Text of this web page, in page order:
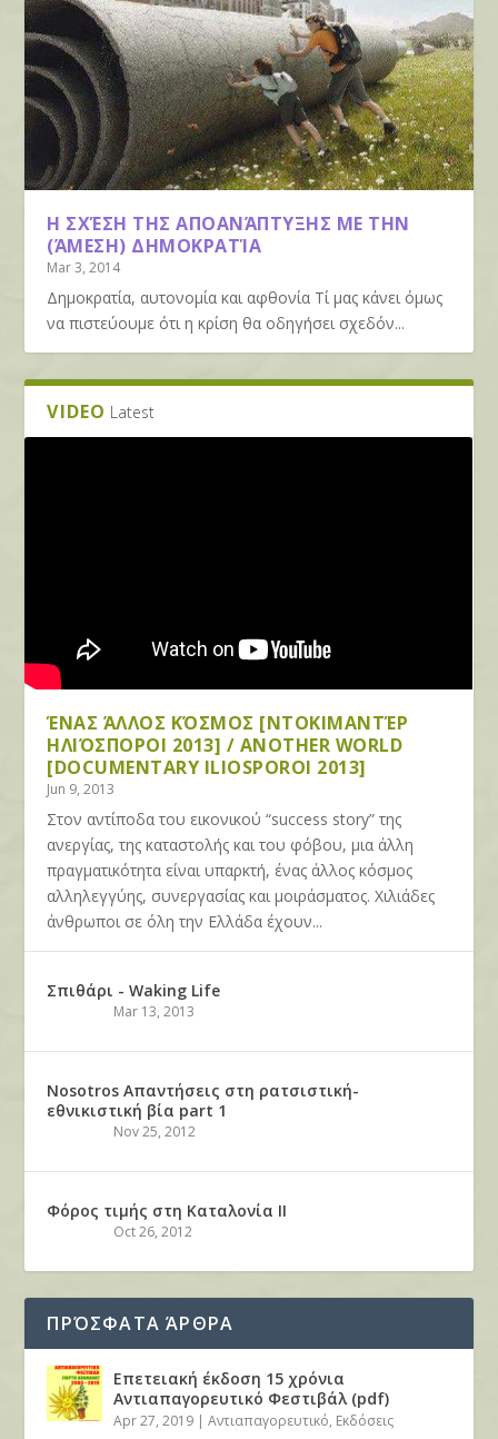
Η ΣΧΈΣΗ ΤΗΣ ΑΠΟΑΝΆΠΤΥΞΗΣ ΜΕ ΤΗΝ
(ΆΜΕΣΗ) ΔΗΜΟΚΡΑΤΊΑ
Mar 3, 2014
Δημοκρατία, αυτονομία και αφθονία Τί μας κάνει όμως
να πιστεύουμε ότι η κρίση θα οδηγήσει σχεδόν...
VIDEO Latest
ΈΝΑΣ ΆΛΛΟΣ ΚΌΣΜΟΣ [ΝΤΟΚΙΜΑΝΤΈΡ
ΗΛΙΌΣΠΟΡΟΙ 2013] / ANOTHER WORLD
[DOCUMENTARY ILIOSPOROI 2013]
Jun 9, 2013
Στον αντίποδα του εικονικού “success story” της
ανεργίας, της καταστολής και του φόβου, μια άλλη
πραγματικότητα είναι υπαρκτή, ένας άλλος κόσμος
αλληλεγγύης, συνεργασίας και μοιράσματος. Χιλιάδες
άνθρωποι σε όλη την Ελλάδα έχουν...
Σπιθάρι - Waking Life
Mar 13, 2013
Nosotros Απαντήσεις στη ρατσιστική-
εθνικιστική βία part 1
Nov 25, 2012
Φόρος τιμής στη Καταλονία ΙΙ
Oct 26, 2012
ΠΡΌΣΦΑΤΑ ΆΡΘΡΑ
Επετειακή έκδοση 15 χρόνια
Αντιαπαγορευτικό Φεστιβάλ (pdf)
Apr 27, 2019 |Αντιαπαγορευτικό, Εκδόσεις